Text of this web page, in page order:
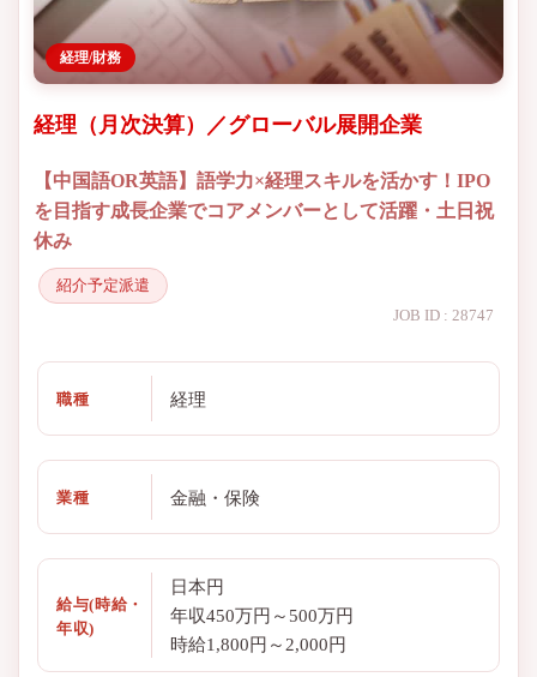
経理/財務
経理（月次決算）／グローバル展開企業
【中国語OR英語】語学力×経理スキルを活かす！IPO
を目指す成長企業でコアメンバーとして活躍・土日祝
休み
紹介予定派遣
JOB ID : 28747
職種 経理
業種 金融・保険
給与(時給・
年収)
日本円
年収450万円～500万円
時給1,800円～2,000円